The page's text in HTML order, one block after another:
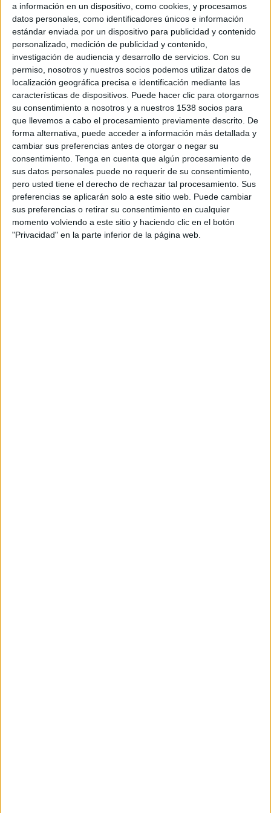
a información en un dispositivo, como cookies, y procesamos
datos personales, como identificadores únicos e información
estándar enviada por un dispositivo para publicidad y contenido
personalizado, medición de publicidad y contenido,
investigación de audiencia y desarrollo de servicios. Con su
permiso, nosotros y nuestros socios podemos utilizar datos de
localización geográfica precisa e identificación mediante las
características de dispositivos. Puede hacer clic para otorgarnos
su consentimiento a nosotros y a nuestros 1538 socios para
que llevemos a cabo el procesamiento previamente descrito. De
forma alternativa, puede acceder a información más detallada y
cambiar sus preferencias antes de otorgar o negar su
consentimiento. Tenga en cuenta que algún procesamiento de
sus datos personales puede no requerir de su consentimiento,
pero usted tiene el derecho de rechazar tal procesamiento. Sus
preferencias se aplicarán solo a este sitio web. Puede cambiar
sus preferencias o retirar su consentimiento en cualquier
momento volviendo a este sitio y haciendo clic en el botón
"Privacidad" en la parte inferior de la página web.
Grey ha cosechado un oro y una plata en la
categoría de televisión por una campaña
desarrollada para la marca Pilot ('Historia de la
luz'), Netthink consigue un premio más, en este
caso otro oro, gracias a la campaña online
realizada para Adidas España ('Imposible is
nothing'), mientras que TBWA Spain consigue una
plata en gráfica por la pieza 'Perro gúía', ideada
para PlayStation 2.
Jürgen Krieger, director creativo ejecutivo de
Grey Barcelona, y Esther Pino, directora creativa
de Double You,hansido los únicos
representantes de la industria publicitaria
española en el jurado de este año.
Accede al palmarés completoaquí.